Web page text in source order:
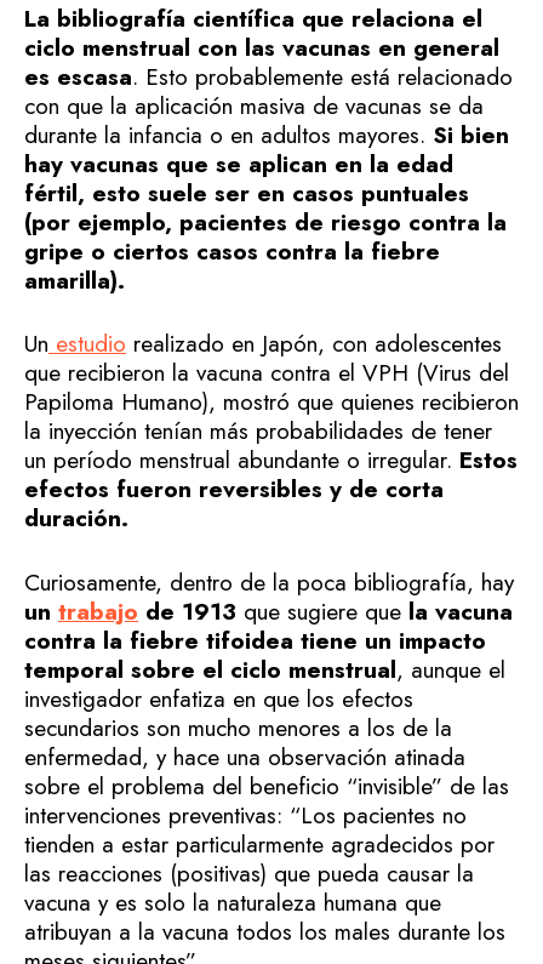
La bibliografía científica que relaciona el
ciclo menstrual con las vacunas en general
es escasa. Esto probablemente está relacionado
con que la aplicación masiva de vacunas se da
durante la infancia o en adultos mayores. Si bien
hay vacunas que se aplican en la edad
fértil, esto suele ser en casos puntuales
(por ejemplo, pacientes de riesgo contra la
gripe o ciertos casos contra la fiebre
amarilla).
Un estudio realizado en Japón, con adolescentes
que recibieron la vacuna contra el VPH (Virus del
Papiloma Humano), mostró que quienes recibieron
la inyección tenían más probabilidades de tener
un período menstrual abundante o irregular. Estos
efectos fueron reversibles y de corta
duración.
Curiosamente, dentro de la poca bibliografía, hay
un trabajo de 1913 que sugiere que la vacuna
contra la fiebre tifoidea tiene un impacto
temporal sobre el ciclo menstrual, aunque el
investigador enfatiza en que los efectos
secundarios son mucho menores a los de la
enfermedad, y hace una observación atinada
sobre el problema del beneficio “invisible” de las
intervenciones preventivas: “Los pacientes no
tienden a estar particularmente agradecidos por
las reacciones (positivas) que pueda causar la
vacuna y es solo la naturaleza humana que
atribuyan a la vacuna todos los males durante los